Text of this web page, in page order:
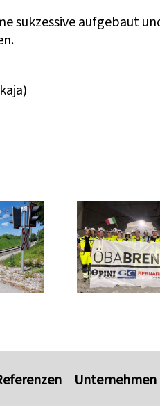
sukzessive aufgebaut
Unternehmen